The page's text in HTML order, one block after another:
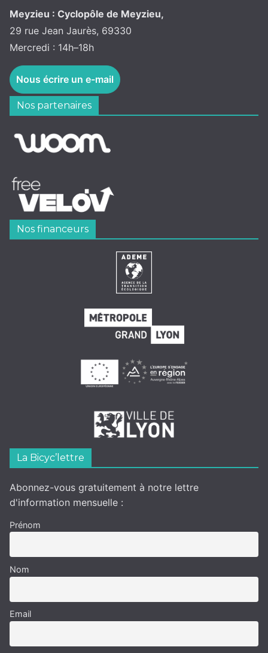
Meyzieu : Cyclopôle de Meyzieu,
29 rue Jean Jaurès, 69330
Mercredi : 14h–18h
Nous écrire un e-mail
Nos partenaires
Nos financeurs
La Bicyc’lettre
Abonnez-vous gratuitement à notre lettre
d'information mensuelle :
Prénom
Nom
Email